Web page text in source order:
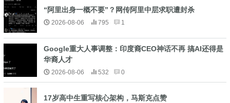
“阿里出身一概不要”？网传阿里中层求职遭封杀
2026-08-06 795 1
Google重大人事调整：印度裔CEO神话不再 搞AI还得是
华裔人才
2026-08-06 532 0
17岁高中生重写核心架构，马斯克点赞